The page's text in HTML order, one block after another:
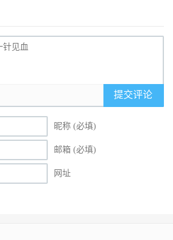
提交评论
昵称 (必填)
邮箱 (必填)
网址